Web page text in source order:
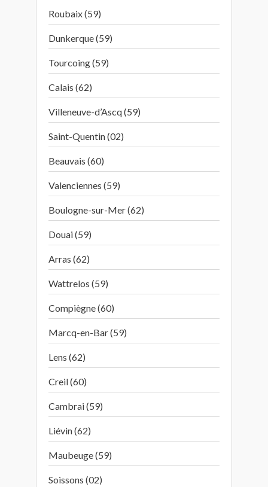
Roubaix (59)
Dunkerque (59)
Tourcoing (59)
Calais (62)
Villeneuve-d’Ascq (59)
Saint-Quentin (02)
Beauvais (60)
Valenciennes (59)
Boulogne-sur-Mer (62)
Douai (59)
Arras (62)
Wattrelos (59)
Compiègne (60)
Marcq-en-Bar (59)
Lens (62)
Creil (60)
Cambrai (59)
Liévin (62)
Maubeuge (59)
Soissons (02)